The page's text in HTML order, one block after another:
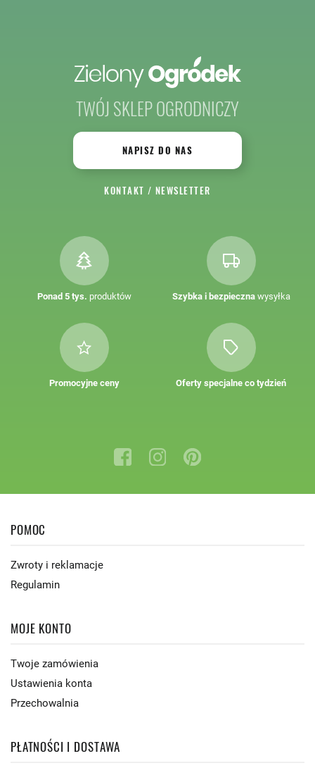
TWÓJ SKLEP OGRODNICZY
NAPISZ DO NAS
KONTAKT / NEWSLETTER
Ponad 5 tys. produktów Szybka i bezpiecznawysyłka
Promocyjne ceny Oferty specjalne co tydzień
POMOC
Zwroty i reklamacje
Regulamin
MOJE KONTO
Twoje zamówienia
Ustawienia konta
Przechowalnia
PŁATNOŚCI I DOSTAWA